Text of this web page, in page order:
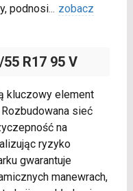
podnosi... zobacz
55 R17 95 V
kluczowy element
sieć
na
ryzyko
gwarantuje
manewrach,